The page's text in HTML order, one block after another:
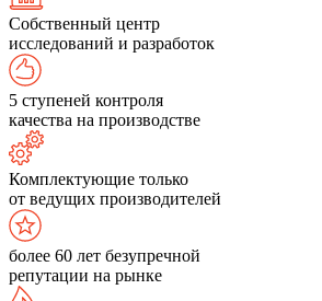
Собственный центр
исследований и разработок
5 ступеней контроля
качества на производстве
Комплектующие только
от ведущих производителей
более 60 лет безупречной
репутации на рынке